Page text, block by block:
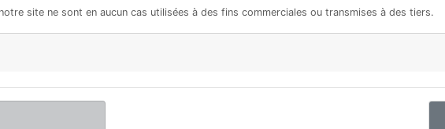
site ne sont en aucun cas utilisées à des fins commerciales ou transmises à des tiers.